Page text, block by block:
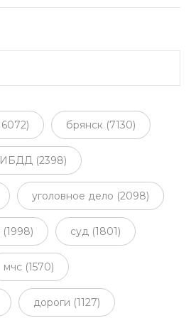
брянск (7130)
(2398)
уголовное дело (2098)
суд (1801)
мчс (1570)
дороги (1127)